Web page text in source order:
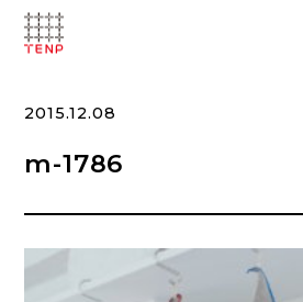
2015.12.08
m-1786